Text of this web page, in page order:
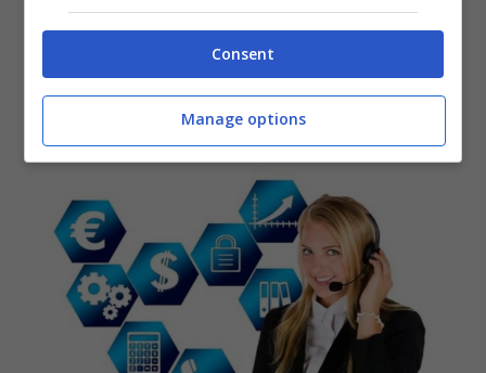
Grazie a questo sistema, qualora dovessero
chi lo utilizza al fine di lasciare libera scelta di
rispondere o meno.
Consent
Manage options